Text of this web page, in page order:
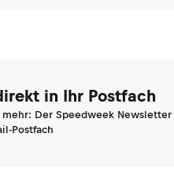
in Ihr Postfach
Der Speedweek
Postfach